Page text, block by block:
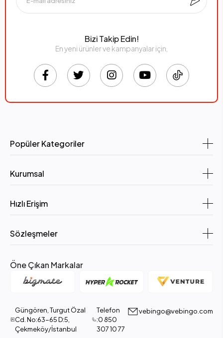
Bizi Takip Edin!
En yeni ürünler ve kampanyalar için,
Popüler Kategoriler
Kurumsal
Hızlı Erişim
Sözleşmeler
Öne Çıkan Markalar
Güngören, Turgut Özal
Cd. No:63-65 D:5,
Çekmeköy/İstanbul
Telefon
:0 850
307 10 77
vebingo@vebingo.com